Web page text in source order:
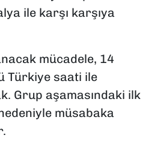
ile karşı karşıya
mücadele, 14
Türkiye saati ile
Grup aşamasındaki ilk
müsabaka